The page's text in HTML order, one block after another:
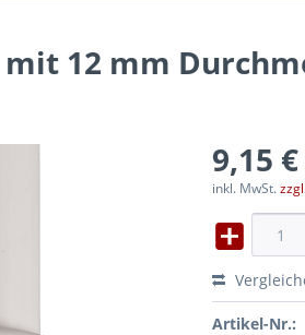
12 mm
9,15
inkl. MwSt.
Artikel-Nr.: